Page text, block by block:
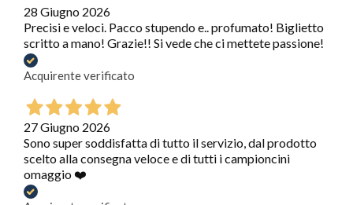
28 Giugno 2026
Precisi e veloci. Pacco stupendo e.. profumato! Biglietto
scritto a mano! Grazie!! Si vede che ci mettete passione!
Acquirente verificato
27 Giugno 2026
Sono super soddisfatta di tutto il servizio, dal prodotto
scelto alla consegna veloce e di tutti i campioncini
omaggio ❤️